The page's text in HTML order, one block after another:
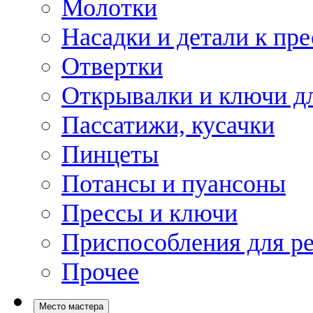
Молотки
Насадки и детали к
Отвертки
Открывалки и ключи
Пассатижи, кусачки
Пинцеты
Потансы и пуансоны
Прессы и ключи
Приспособления для
Прочее
Место мастера